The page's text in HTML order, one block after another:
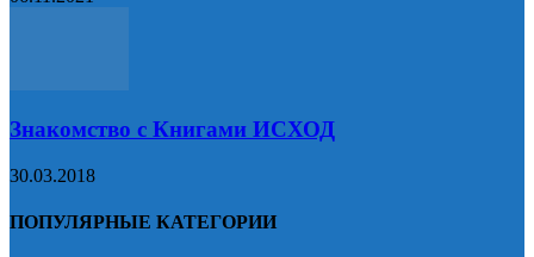
Знакомство с Книгами ИСХОД
30.03.2018
ПОПУЛЯРНЫЕ КАТЕГОРИИ